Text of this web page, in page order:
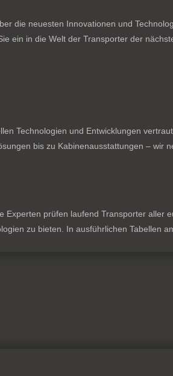
die neuesten Innovationen und
ein in die Welt der Transporter der
Technologien und Entwicklungen
bis zu Kabinenausstattungen – wir
prüfen laufend Transporter aller
zu bieten. In ausführlichen Tabellen